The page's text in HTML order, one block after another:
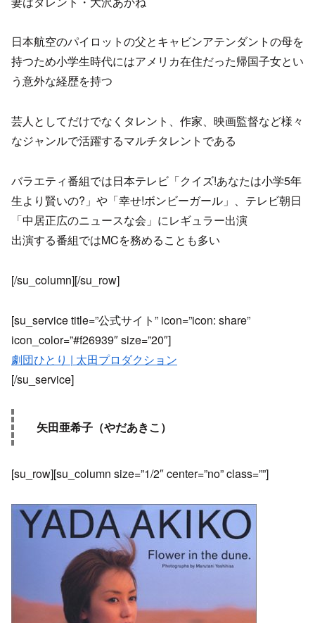
日本航空のパイロットの父とキャビンアテンダントの母を
持つため小学生時代にはアメリカ在住だった帰国子女とい
う意外な経歴を持つ
芸人としてだけでなくタレント、作家、映画監督など様々
なジャンルで活躍するマルチタレントである
バラエティ番組では日本テレビ「クイズ!あなたは小学5年
生より賢いの?」や「幸せ!ボンビーガール」、テレビ朝日
「中居正広のニュースな会」にレギュラー出演
出演する番組ではMCを務めることも多い
[/su_column][/su_row]
[su_service title=”公式サイト” icon=”icon: share”
icon_color=”#f26939″ size=”20″]
劇団ひとり | 太田プロダクション
[/su_service]
矢田亜希子（やだあきこ）
[su_row][su_column size=”1/2″ center=”no” class=””]